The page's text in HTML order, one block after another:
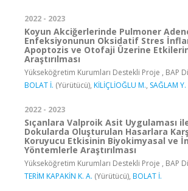
2022 - 2023
Koyun Akciğerlerinde Pulmoner
Enfeksiyonunun Oksidatif Stres
Apoptozis ve Otofaji Üzerine
Araştırılması
Yükseköğretim Kurumları Destekli Proje , BAP
BOLAT İ. (Yürütücü), KİLİÇLİOĞLU M., SAĞLAM Y.
2022 - 2023
Sıçanlara Valproik Asit Uygulaması
Dokularda Oluşturulan Hasarlara
Koruyucu Etkisinin Biyokimyasal ve
Yöntemlerle Araştırılması
Yükseköğretim Kurumları Destekli Proje , BAP
TERİM KAPAKİN K. A. (Yürütücü), BOLAT İ.